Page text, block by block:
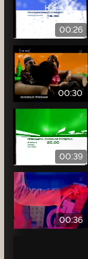
00:26
00:30
00:39
00:36